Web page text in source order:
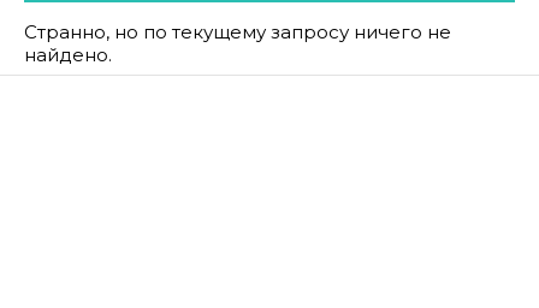
Странно, но по текущему запросу ничего не
найдено.